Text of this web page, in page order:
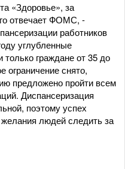
«Здоровье», за
отвечает ФОМС, -
работников
углубленные
граждане от 35 до
ограничение снято,
предложено пройти всем
Диспансеризация
поэтому успех
людей следить за